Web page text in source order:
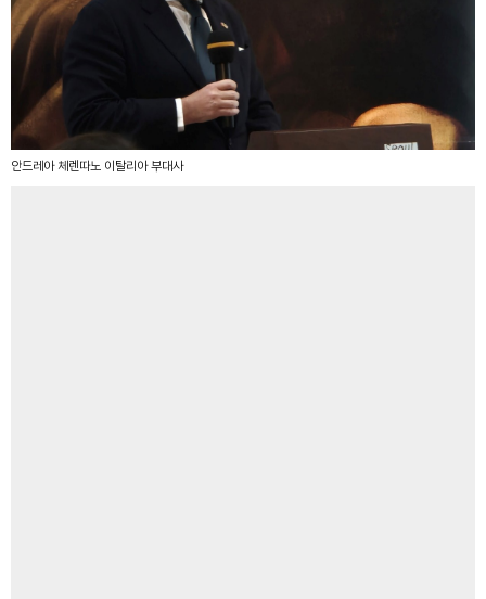
안드레아 체렌따노 이탈리아 부대사